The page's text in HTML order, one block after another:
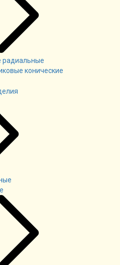
радиальные
конические